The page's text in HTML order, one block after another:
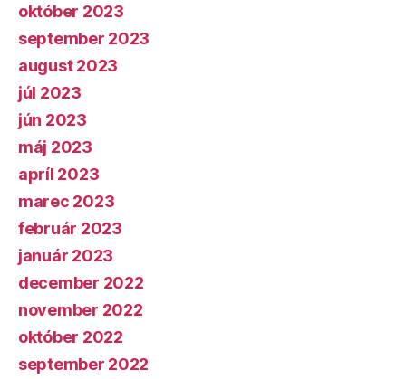
október 2023
september 2023
august 2023
júl 2023
jún 2023
máj 2023
apríl 2023
marec 2023
február 2023
január 2023
december 2022
november 2022
október 2022
september 2022